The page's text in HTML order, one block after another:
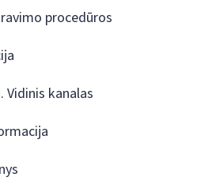
procedūros
Vidinis kanalas